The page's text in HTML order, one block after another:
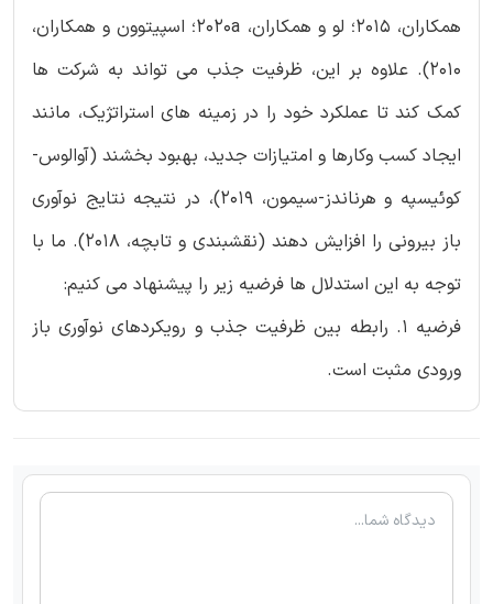
همکاران، 2015؛ لو و همکاران، 2020a؛ اسپیتوون و همکاران،
2010). علاوه بر این، ظرفیت جذب می تواند به شرکت ها
کمک کند تا عملکرد خود را در زمینه های استراتژیک، مانند
ایجاد کسب وکارها و امتیازات جدید، بهبود بخشند (آوالوس-
کوئیسپه و هرناندز-سیمون، 2019)، در نتیجه نتایج نوآوری
باز بیرونی را افزایش دهند (نقشبندی و تابچه، 2018). ما با
توجه به این استدلال ها فرضیه زیر را پیشنهاد می کنیم:
فرضیه 1. رابطه بین ظرفیت جذب و رویکردهای نوآوری باز
ورودی مثبت است.